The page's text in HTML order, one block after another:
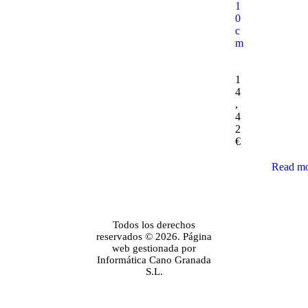
1
0
c
m
1
4
,
4
2
€
Read
Todos los derechos
reservados © 2026. Página
web gestionada por
Informática Cano Granada
S.L.